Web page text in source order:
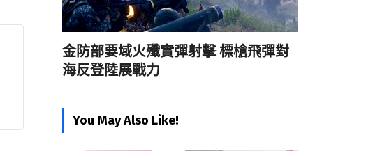
金防部要域火殲實彈射擊 標槍飛彈對
海反登陸展戰力
You May Also Like!